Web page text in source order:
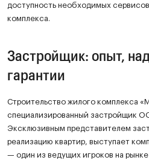
доступность необходимых
комплекса.
Застройщик: опыт,
гарантии
Строительство жилого комплекса
специализированный застройщик
Эксклюзивным представителем
реализацию квартир, выступает
— один из ведущих игроков на